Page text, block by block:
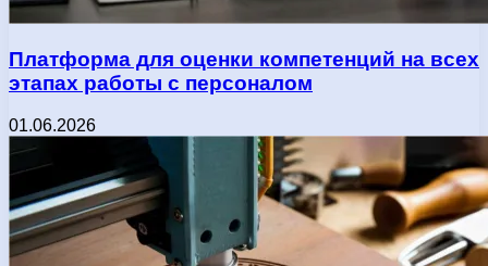
Платформа для оценки компетенций на всех
этапах работы с персоналом
01.06.2026